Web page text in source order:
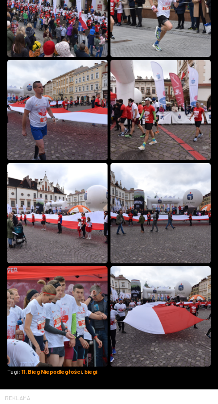
Tagi: 11. Bieg Niepodległości biegi
REKLAMA